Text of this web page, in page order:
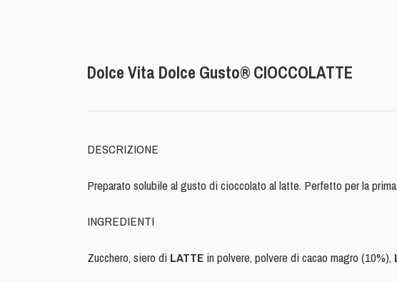
Dolce Vita Dolce Gusto® CIOCCOLATTE
DESCRIZIONE
Preparato solubile al gusto di cioccolato al latte. Perfetto per la
INGREDIENTI
Zucchero, siero di LATTE in polvere, polvere di cacao magro (10%),